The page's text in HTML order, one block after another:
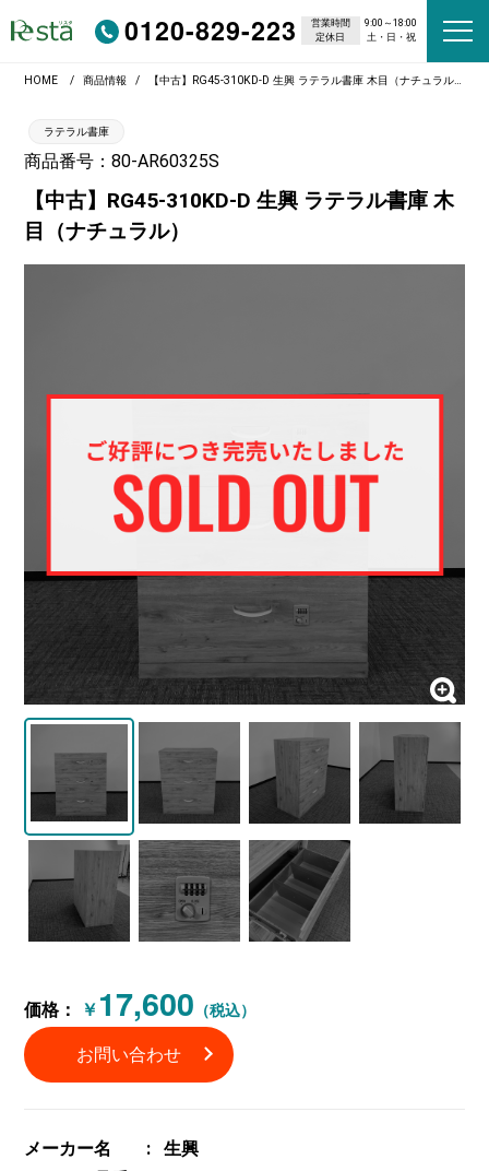
0120-829-223 営業時間
9:00～18:00
定休日
土・日・祝
HOME 商品情報 【中古】RG45-310KD-D 生興 ラテラル書庫 木目（ナチュラル）
ラテラル書庫
商品番号：80-AR60325S
【中古】RG45-310KD-D 生興 ラテラル書庫 木
目（ナチュラル）
価格： ￥ 17,600 （税込）
お問い合わせ
メーカー名
生興